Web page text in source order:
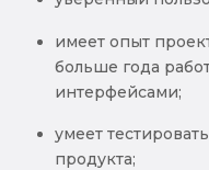
имеет опыт
больше года
интерфейсами;
умеет
продукта;